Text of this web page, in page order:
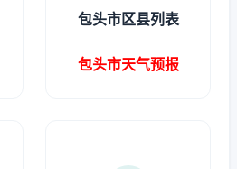
包头市区县列表
包头市天气预报